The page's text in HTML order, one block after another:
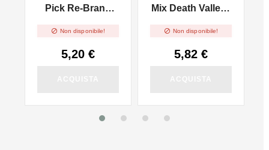
Pick Re-Brand
 Non disponibile!
5,20 €
Mix Death Valley -
10ml
 Non disponibile!
5,82 €